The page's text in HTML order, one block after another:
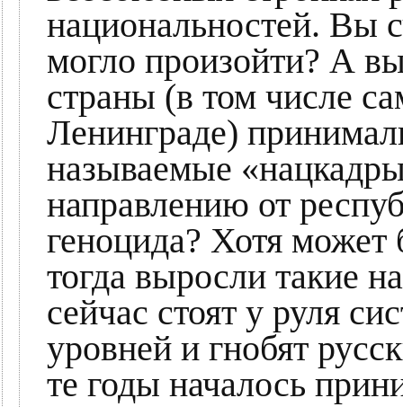
национальностей. Вы
могло произойти? А
страны (в том числе
Ленинграде)
называемые
направлению от
геноцида? Хотя
тогда выросли такие
сейчас стоят у руля
уровней и гнобят
те годы началось